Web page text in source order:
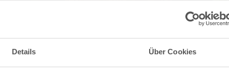
Details Über Cookies